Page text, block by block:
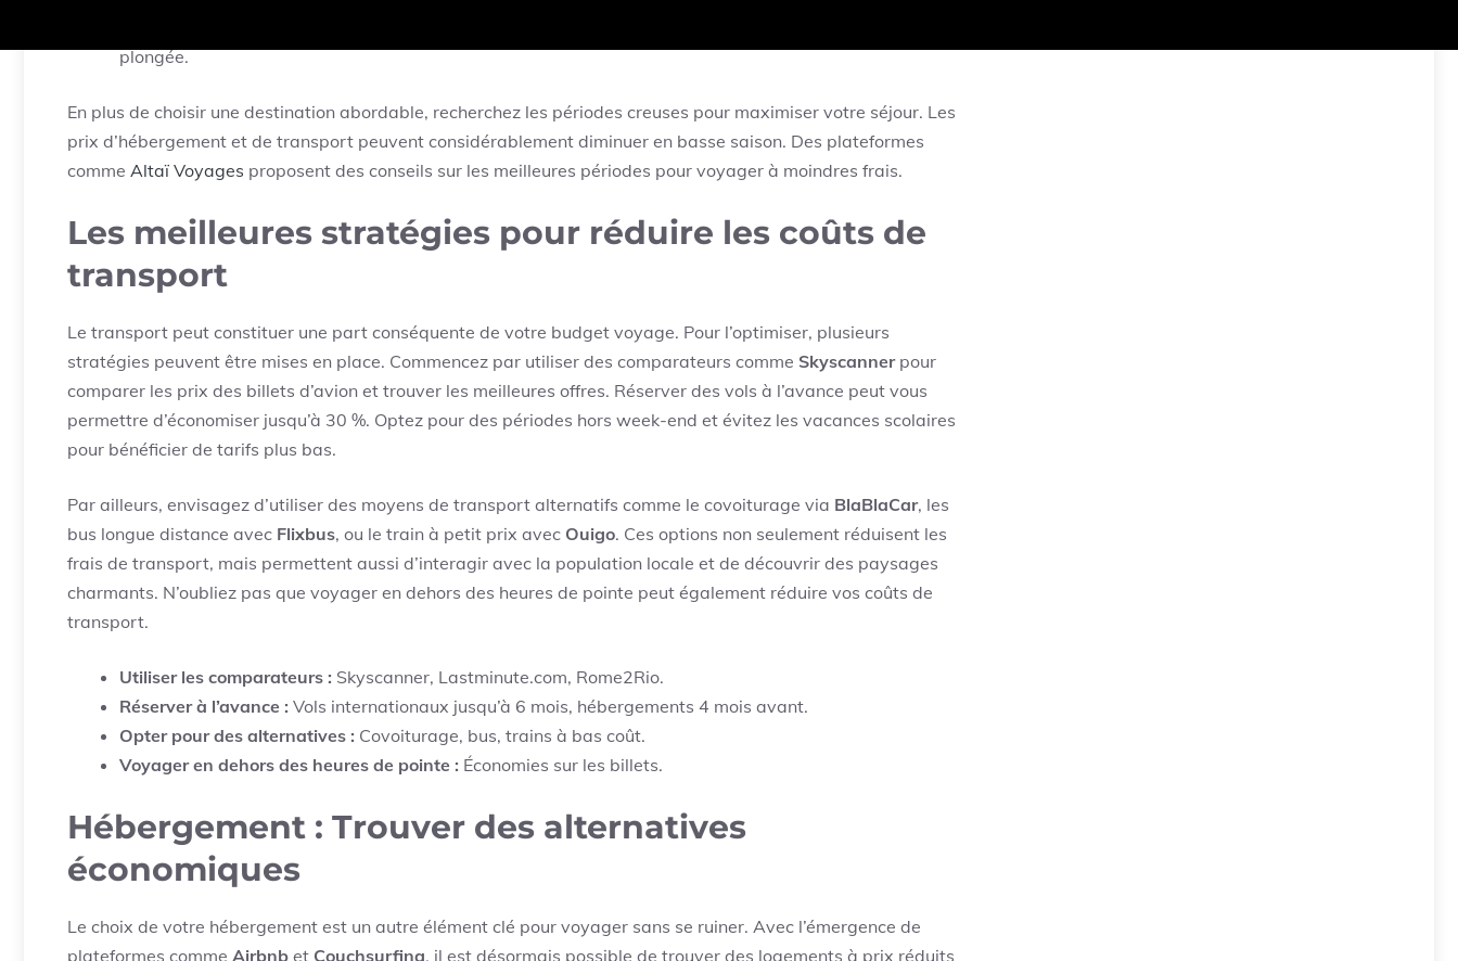
plongée.
En plus de choisir une destination abordable, recherchez les périodes creuses pour maximiser votre séjour. Les
prix d’hébergement et de transport peuvent considérablement diminuer en basse saison. Des plateformes
comme Altaï Voyages proposent des conseils sur les meilleures périodes pour voyager à moindres frais.
Les meilleures stratégies pour réduire les coûts de
transport
Le transport peut constituer une part conséquente de votre budget voyage. Pour l’optimiser, plusieurs
stratégies peuvent être mises en place. Commencez par utiliser des comparateurs comme Skyscannerpour
comparer les prix des billets d’avion et trouver les meilleures offres. Réserver des vols à l’avance peut vous
permettre d’économiser jusqu’à 30 %. Optez pour des périodes hors week-end et évitez les vacances scolaires
pour bénéficier de tarifs plus bas.
Par ailleurs, envisagez d’utiliser des moyens de transport alternatifs comme le covoiturage via BlaBlaCar, les
bus longue distance avec Flixbus, ou le train à petit prix avec Ouigo. Ces options non seulement réduisent les
frais de transport, mais permettent aussi d’interagir avec la population locale et de découvrir des paysages
charmants. N’oubliez pas que voyager en dehors des heures de pointe peut également réduire vos coûts de
transport.
Utiliser les comparateurs : Skyscanner, Lastminute.com, Rome2Rio.
Réserver à l’avance : Vols internationaux jusqu’à 6 mois, hébergements 4 mois avant.
Opter pour des alternatives : Covoiturage, bus, trains à bas coût.
Voyager en dehors des heures de pointe : Économies sur les billets.
Hébergement : Trouver des alternatives
économiques
Le choix de votre hébergement est un autre élément clé pour voyager sans se ruiner. Avec l’émergence de
plateformes comme Airbnb et Couchsurfing, il est désormais possible de trouver des logements à prix réduits